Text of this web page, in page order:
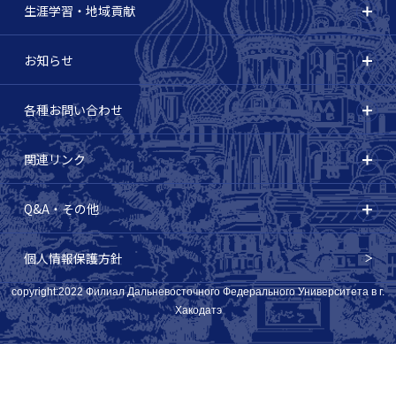
生涯学習・地域貢献
お知らせ
各種お問い合わせ
関連リンク
Q&A・その他
個人情報保護方針
copyright:2022 Филиал Дальневосточного Федерального Университета в г.
Хакодатэ